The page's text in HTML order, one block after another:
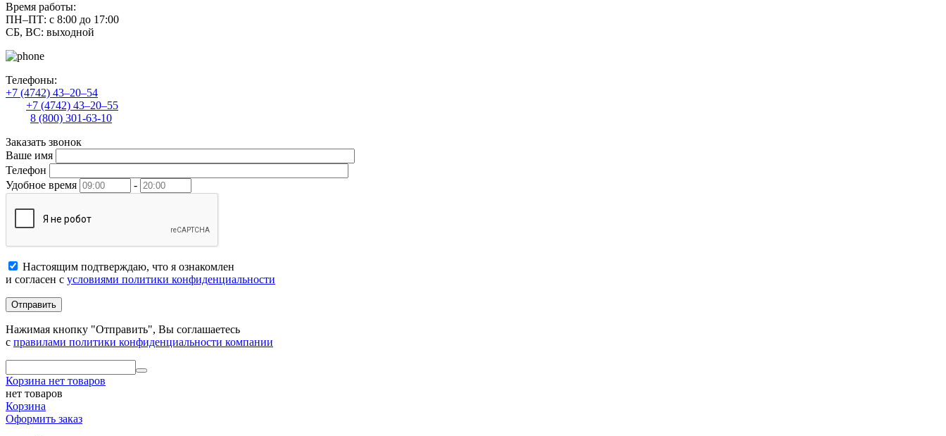
Время работы:
ПН–ПТ: с 8:00 до 17:00
СБ, ВС: выходной
Телефоны:
+7 (4742) 43–20–54
+7 (4742) 43–20–55
8 (800) 301-63-10
Заказать звонок
Ваше имя
Телефон
Удобное время
-
Настоящим подтверждаю, что я ознакомлен
и согласен с условиями политики конфиденциальности
Отправить
Нажимая кнопку "Отправить", Вы соглашаетесь
с правилами политики конфиденциальности компании
Корзина нет товаров
нет товаров
Корзина
Оформить заказ